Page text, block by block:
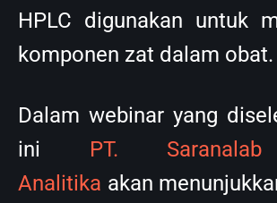
HPLC digunakan untuk
komponen zat dalam obat.
Dalam webinar yang
ini PT.
Analitika akan